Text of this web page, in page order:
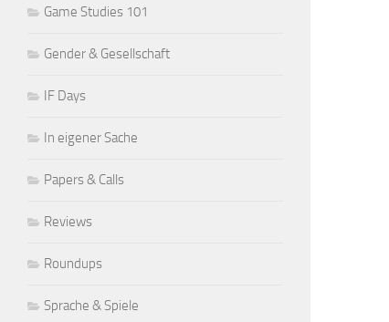
Game Studies 101
Gender & Gesellschaft
IF Days
In eigener Sache
Papers & Calls
Reviews
Roundups
Sprache & Spiele